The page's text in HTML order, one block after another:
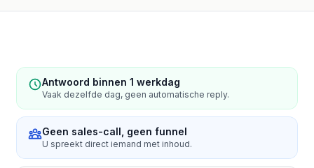
Antwoord binnen 1 werkdag
Vaak dezelfde dag, geen automatische reply.
Geen sales-call, geen funnel
U spreekt direct iemand met inhoud.